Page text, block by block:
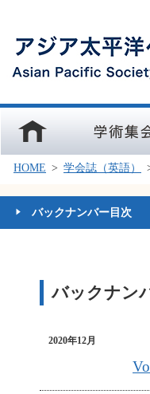
ホーム 学術集会
HOME > 学会誌（英語）
バックナンバー目次
バックナン
2020年12月